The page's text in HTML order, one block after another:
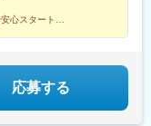
心スタート
応募する